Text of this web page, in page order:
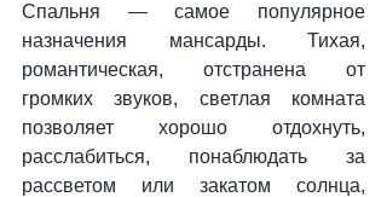
Спальня — самое популярное
назначения мансарды. Тихая,
романтическая, отстранена от
громких звуков, светлая комната
позволяет хорошо отдохнуть,
расслабиться, понаблюдать за
рассветом или закатом солнца,